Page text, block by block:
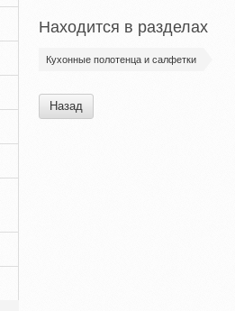
Находится в разделах
Кухонные полотенца и салфетки
Назад